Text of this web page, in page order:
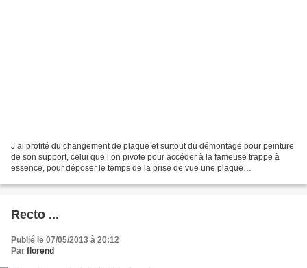
J’ai profité du changement de plaque et surtout du démontage pour peinture
de son support, celui que l’on pivote pour accéder à la fameuse trappe à
essence, pour déposer le temps de la prise de vue une plaque
Recto ...
Publié le 07/05/2013 à 20:12
Par florend